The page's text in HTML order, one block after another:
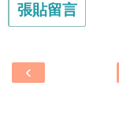
張貼留言
‹